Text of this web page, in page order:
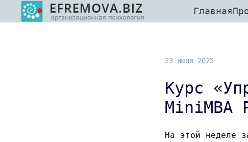
Главная
23 июня 2025
Курс
MiniMBA
На этой неделе